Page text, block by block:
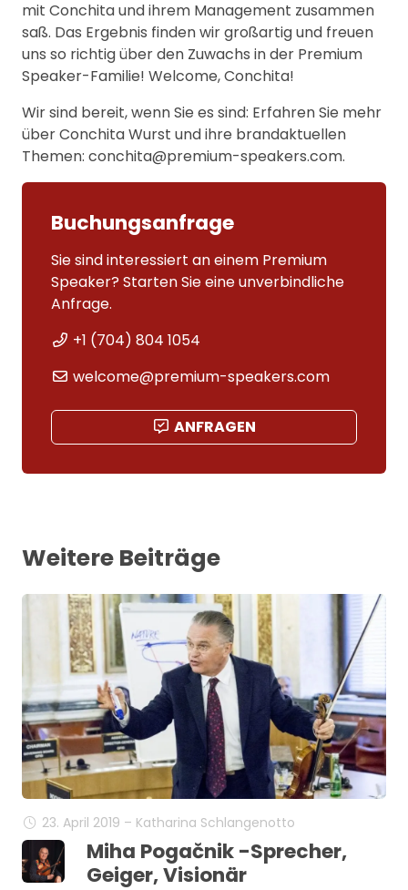
mit Conchita und ihrem Management zusammen
saß. Das Ergebnis finden wir großartig und freuen
uns so richtig über den Zuwachs in der Premium
Speaker-Familie! Welcome, Conchita!
Wir sind bereit, wenn Sie es sind: Erfahren Sie mehr
über Conchita Wurst und ihre brandaktuellen
Themen: conchita@premium-speakers.com.
Buchungsanfrage
Sie sind interessiert an einem Premium
Speaker? Starten Sie eine unverbindliche
Anfrage.
+1 (704) 804 1054
welcome@premium-speakers.com
ANFRAGEN
Weitere Beiträge
23. April 2019 – Katharina Schlangenotto
Miha Pogačnik -Sprecher,
Geiger, Visionär